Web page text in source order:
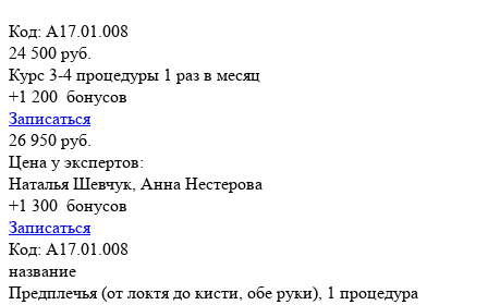
Код: A17.01.008
24 500 руб.
Курс 3-4 процедуры 1 раз в месяц
+1 200 бонусов
Записаться
26 950 руб.
Цена у экспертов:
Наталья Шевчук, Анна Нестерова
+1 300 бонусов
Записаться
Код: A17.01.008
название
Предплечья (от локтя до кисти, обе руки), 1 процедура